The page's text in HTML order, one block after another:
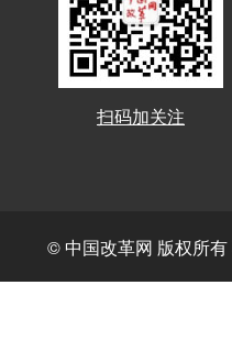
扫码加关注
© 中国改革网 版权所有